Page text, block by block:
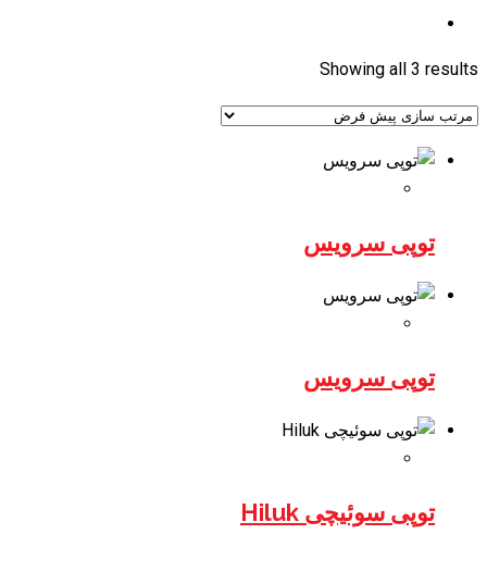
Showing all 3 results
توپی سرویس
توپی سرویس
توپی سوئیچی Hiluk